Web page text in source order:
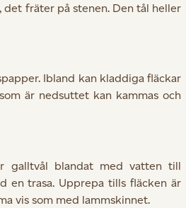
fräter på stenen. Den tål heller
Ibland kan kladdiga fläckar
är nedsuttet kan kammas och
galltvål blandat med vatten till
en trasa. Upprepa tills fläcken är
vis som med lammskinnet.